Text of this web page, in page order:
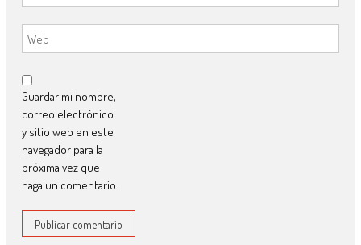
Guardar mi nombre,
correo electrónico
y sitio web en este
navegador para la
próxima vez que
haga un comentario.